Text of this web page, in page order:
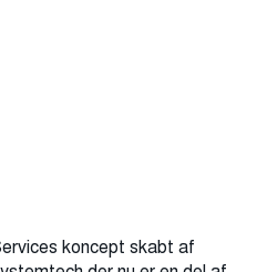
koncept skabt af